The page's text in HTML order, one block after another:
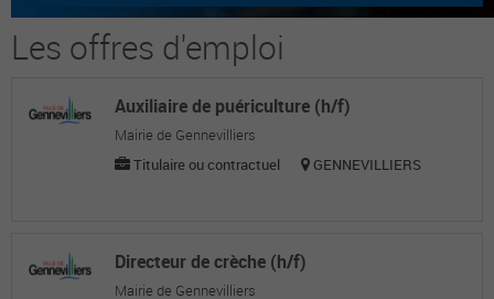
Les offres d'emploi
Auxiliaire de puériculture (h/f)
Mairie de Gennevilliers
Titulaire ou contractuel
GENNEVILLIERS
Directeur de crèche (h/f)
Mairie de Gennevilliers